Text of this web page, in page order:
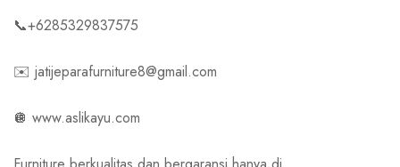
📞+6285329837575
✉️ jatijeparafurniture8@gmail.com
🪩 www.aslikayu.com